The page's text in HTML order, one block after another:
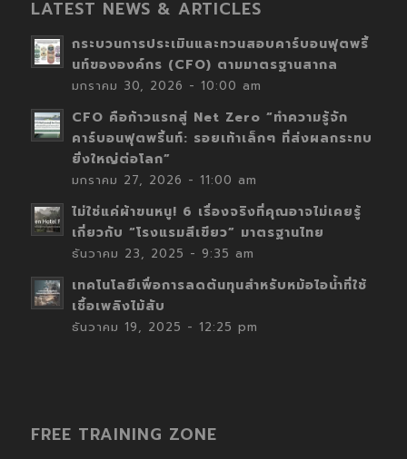
LATEST NEWS & ARTICLES
กระบวนการประเมินและทวนสอบคาร์บอนฟุตพริ้
นท์ขององค์กร (CFO) ตามมาตรฐานสากล
มกราคม 30, 2026 - 10:00 am
CFO คือก้าวแรกสู่ Net Zero “ทำความรู้จัก
คาร์บอนฟุตพริ้นท์: รอยเท้าเล็กๆ ที่ส่งผลกระทบ
ยิ่งใหญ่ต่อโลก”
มกราคม 27, 2026 - 11:00 am
ไม่ใช่แค่ผ้าขนหนู! 6 เรื่องจริงที่คุณอาจไม่เคยรู้
เกี่ยวกับ “โรงแรมสีเขียว” มาตรฐานไทย
ธันวาคม 23, 2025 - 9:35 am
เทคโนโลยีเพื่อการลดต้นทุนสำหรับหม้อไอน้ำที่ใช้
เชื้อเพลิงไม้สับ
ธันวาคม 19, 2025 - 12:25 pm
FREE TRAINING ZONE